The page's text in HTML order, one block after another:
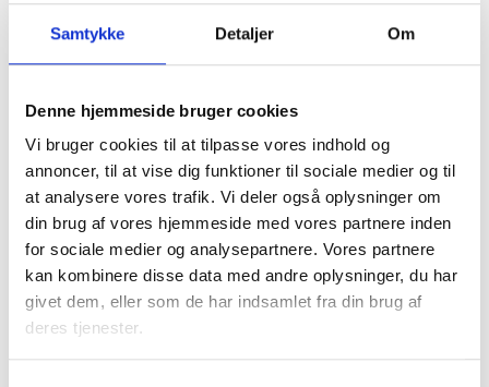
Samtykke Detaljer Om
Denne hjemmeside bruger cookies
Vi bruger cookies til at tilpasse vores indhold og
annoncer, til at vise dig funktioner til sociale medier og til
at analysere vores trafik. Vi deler også oplysninger om
din brug af vores hjemmeside med vores partnere inden
for sociale medier og analysepartnere. Vores partnere
kan kombinere disse data med andre oplysninger, du har
givet dem, eller som de har indsamlet fra din brug af
deres tjenester.
I samarbejde med kommunen tager den almene sektor
socialt ansvar og løser en række opgaver, blandt andet
med boligsocial anvisning og aftaler om fleksibel udlejning
af de almene boliger.
Almene boliger drives uden profit, så ingen tjener på
huslejen. En del af beboernes husleje går til
Landsbyggefonden, som støtter fysiske og sociale
indsatser i almene boligområder. Dette sikrer, at by- og